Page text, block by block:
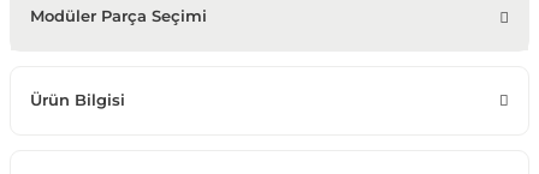
Modüler Parça Seçimi
Ürün Bilgisi